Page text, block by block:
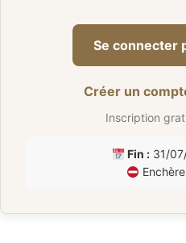
Se connecter
Créer un
Inscription
Fin : 31/